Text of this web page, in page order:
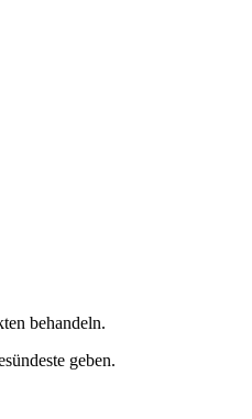
behandeln.
geben.